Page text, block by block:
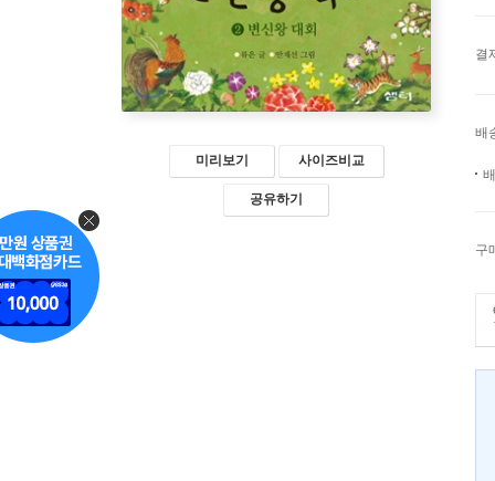
미리보기 사이즈비교
공유하기
결
배
구